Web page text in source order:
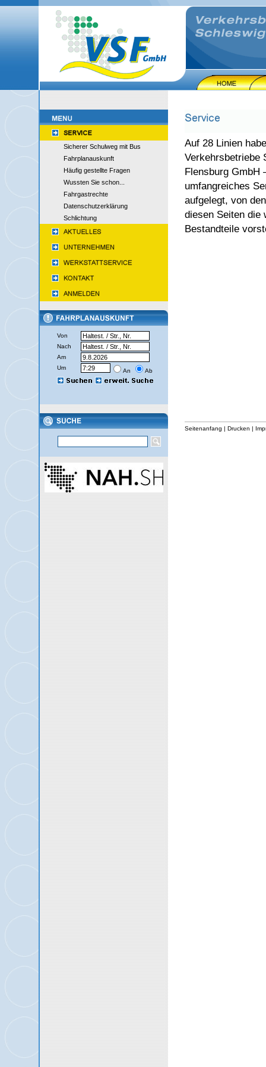
Sicherer Schulweg mit Bus
Fahrplanauskunft
Häufig gestellte Fragen
Wussten Sie schon...
Fahrgastrechte
Datenschutzerklärung
Schlichtung
Von
Nach
Am
Um
An Ab
Auf 28 Linien
Verkehrsbetriebe
Flensburg GmbH
umfangreiches
aufgelegt, von
diesen Seiten die
Bestandteile
Seitenanfang | Drucken |